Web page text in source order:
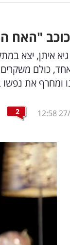
כוכב
איתן, יצא
כולם משקרים
את נפשו
12:58
2